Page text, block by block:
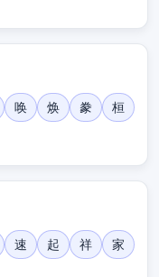
唤 焕 豢
桓
速 起 祥
家